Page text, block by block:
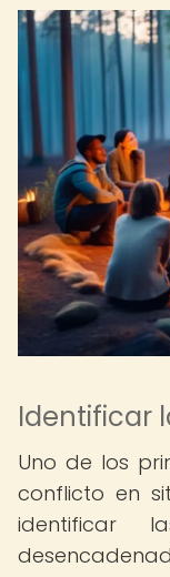
Identificar
Uno de los
conflicto en
identificar